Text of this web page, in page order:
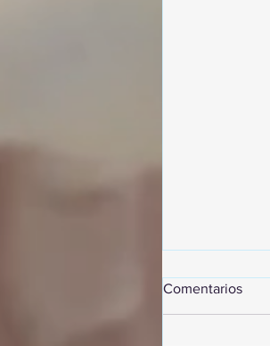
Comentarios